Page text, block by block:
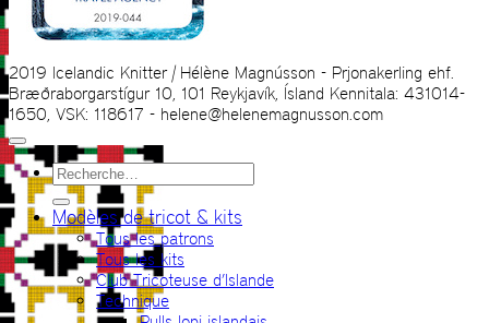
2019 Icelandic Knitter | Hélène Magnússon - Prjonakerling ehf.
Bræðraborgarstígur 10, 101 Reykjavík, Ísland Kennitala: 431014-
1650, VSK: 118617 - helene@helenemagnusson.com
Recherche
pour :
Modèles de tricot & kits
Tous les patrons
Tous les kits
Club Tricoteuse d’Islande
Technique